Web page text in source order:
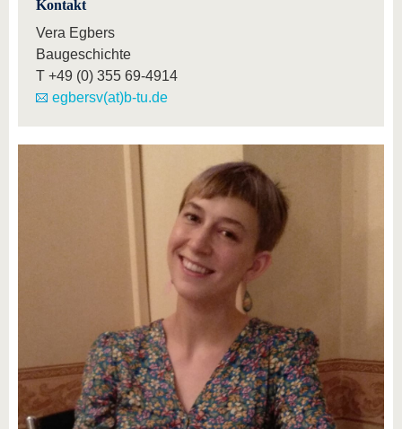
Kontakt
Vera Egbers
Baugeschichte
T +49 (0) 355 69-4914
egbersv(at)b-tu.de